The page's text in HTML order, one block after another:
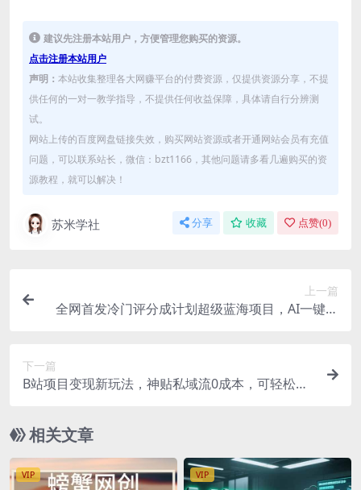
建议先注册本站用户，方便管理您购买的资源。
点击注册本站用户
声明： 本站收集整理各大网赚平台的付费资源，仅提供资源分享，不提
供任何的一对一教学指导，不提供任何收益保障，具体请自行分辨测
试。
网站上传的百度网盘链接失效，购买网站资源或者开通网站会员有充值
问题，可以联系站长，微信：bzt1166，其他问题请多看几遍购买的资
源教程，就可以解决！
苏米学社 分享 收藏 点赞(0)
上一篇
全网首发冷门评分成计划超级蓝海项目，AI一键制
下一篇
B站项目变现新玩法，神贴私域流0成本，可轻松实
相关文章
VIP VIP